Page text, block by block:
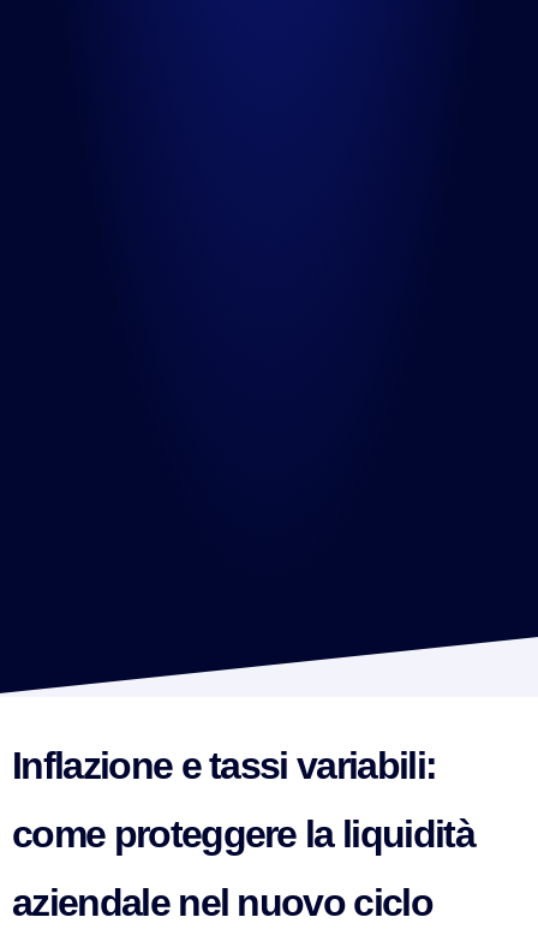
Inflazione e tassi variabili:
come proteggere la liquidità
aziendale nel nuovo ciclo
VismarChat AI Agent